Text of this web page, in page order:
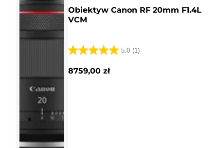
Obiektyw Canon RF 20mm F1.4L
VCM
5.0 (1)
5.0
na
8759,00 zł